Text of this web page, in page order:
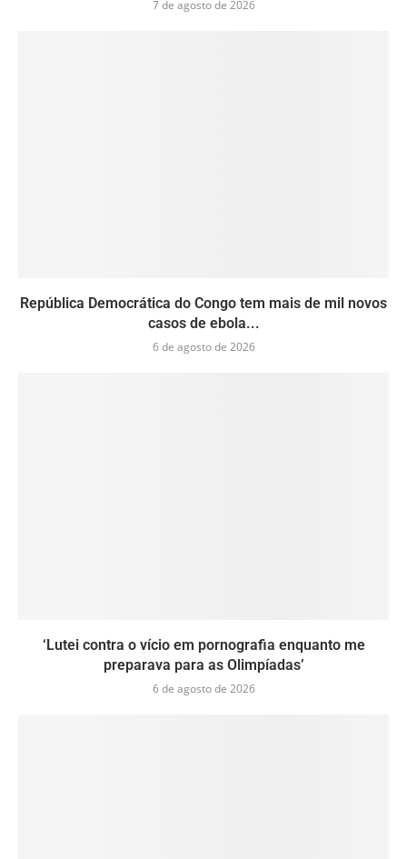
7 de agosto de 2026
República Democrática do Congo tem mais de mil novos
casos de ebola...
6 de agosto de 2026
‘Lutei contra o vício em pornografia enquanto me
preparava para as Olimpíadas’
6 de agosto de 2026